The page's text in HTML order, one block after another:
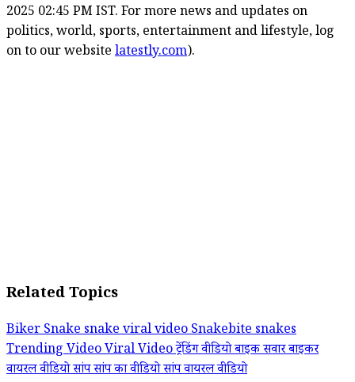
2025 02:45 PM IST. For more news and updates on
politics, world, sports, entertainment and lifestyle, log
on to our website latestly.com).
Related Topics
BikerSnakesnake viral videoSnakebitesnakes
Trending VideoViral Videoट्रेंडिंग वीडियोबाइक सवारबाइकर
वायरल वीडियोसांपसांप का वीडियोसांप वायरल वीडियो